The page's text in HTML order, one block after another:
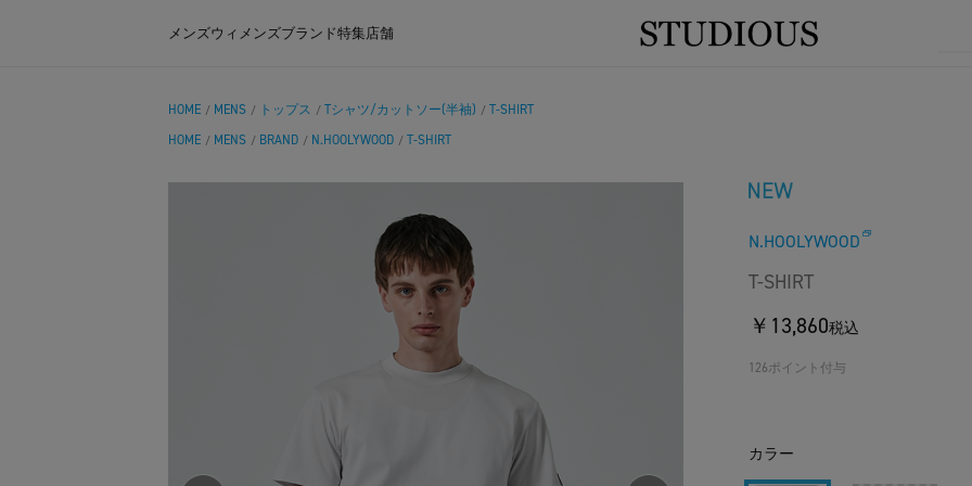
メンズウィメンズブランド特集店舗
HOME / MENS / トップス / Tシャツ/カットソー(半袖) / T-SHIRT
HOME / MENS / BRAND / N.HOOLYWOOD / T-SHIRT
N.HOOLYWOOD
T-SHIRT
￥13,860税込
126ポイント付与
カラー